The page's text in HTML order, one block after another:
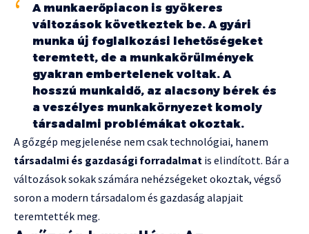
A munkaerőpiacon is gyökeres
változások következtek be. A gyári
munka új foglalkozási lehetőségeket
teremtett, de a munkakörülmények
gyakran embertelenek voltak. A
hosszú munkaidő, az alacsony bérek és
a veszélyes munkakörnyezet komoly
társadalmi problémákat okoztak.
A gőzgép megjelenése nem csak technológiai, hanem
társadalmi és gazdasági forradalmat is elindított. Bár a
változások sokak számára nehézségeket okoztak, végső
soron a modern társadalom és gazdaság alapjait
teremtették meg.